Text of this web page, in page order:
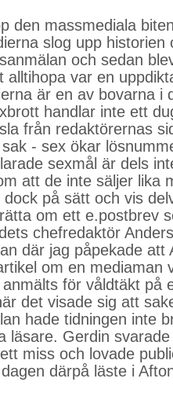
den massmediala
slog upp historien
och sedan
alltihopa var en
är en av bovarna i
handlar inte ett
från redaktörernas
- sex ökar
sexmål är dels
att de inte säljer lika
på sätt och vis
om ett e.postbrev
chefredaktör
där jag påpekade att
om en mediaman
för våldtäkt på
det visade sig att
hade tidningen inte
läsare. Gerdin
miss och lovade
därpå läste i